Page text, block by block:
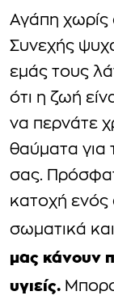
Αγάπη χωρίς
Συνεχής
εμάς τους
ότι η ζωή
να περνάτε
θαύματα για
σας.
κατοχή ενός
σωματικά
μας κάνουν
υγιείς.